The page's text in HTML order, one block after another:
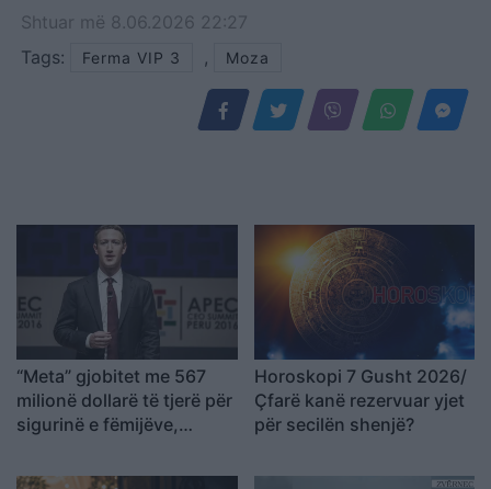
Shtuar më 8.06.2026 22:27
Tags:
Ferma VIP 3 , Moza
“Meta” gjobitet me 567
milionë dollarë të tjerë për
sigurinë e fëmijëve,
Horoskopi 7 Gusht 2026/
Çfarë kanë rezervuar yjet
për secilën shenjë?